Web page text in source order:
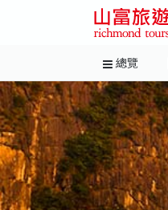
總覽